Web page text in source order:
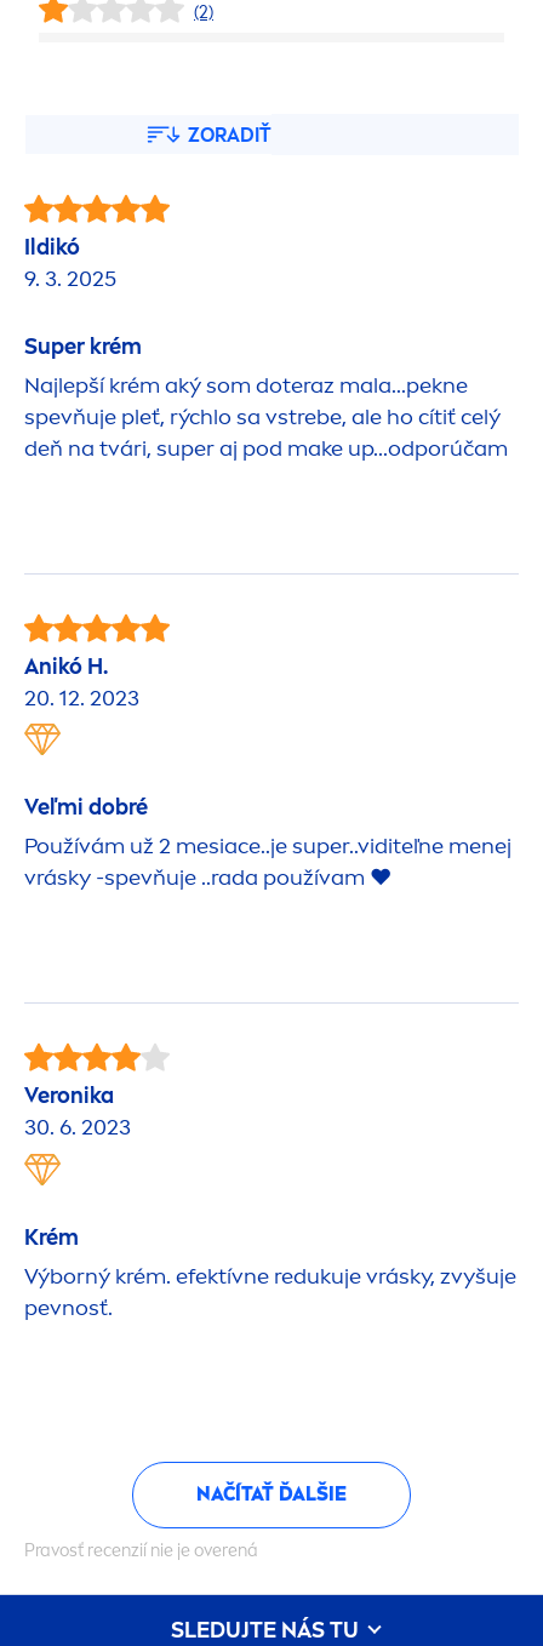
(2)
ZORADIŤ
Ildikó
9. 3. 2025
Super krém
Najlepší krém aký som doteraz mala...pekne
spevňuje pleť, rýchlo sa vstrebe, ale ho cítiť celý
deň na tvári, super aj pod make up...odporúčam
Anikó H.
20. 12. 2023
Veľmi dobré
Používám už 2 mesiace..je super..viditeľne menej
vrásky -spevňuje ..rada používam ❤️
Veronika
30. 6. 2023
Krém
Výborný krém. efektívne redukuje vrásky, zvyšuje
pevnosť.
NAČÍTAŤ ĎALŠIE
Pravosť recenzií nie je overená
SLEDUJTE NÁS TU